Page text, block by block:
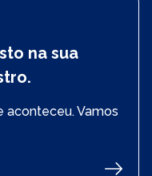
na sua
aconteceu. Vamos